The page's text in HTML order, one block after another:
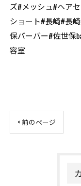
ズ#メッシュ#ヘア
ショート#長崎#長
保バーバー#佐世保
容室
< 前のページ